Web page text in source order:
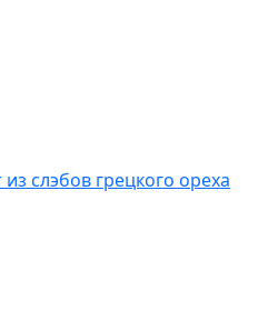
слэбов грецкого ореха